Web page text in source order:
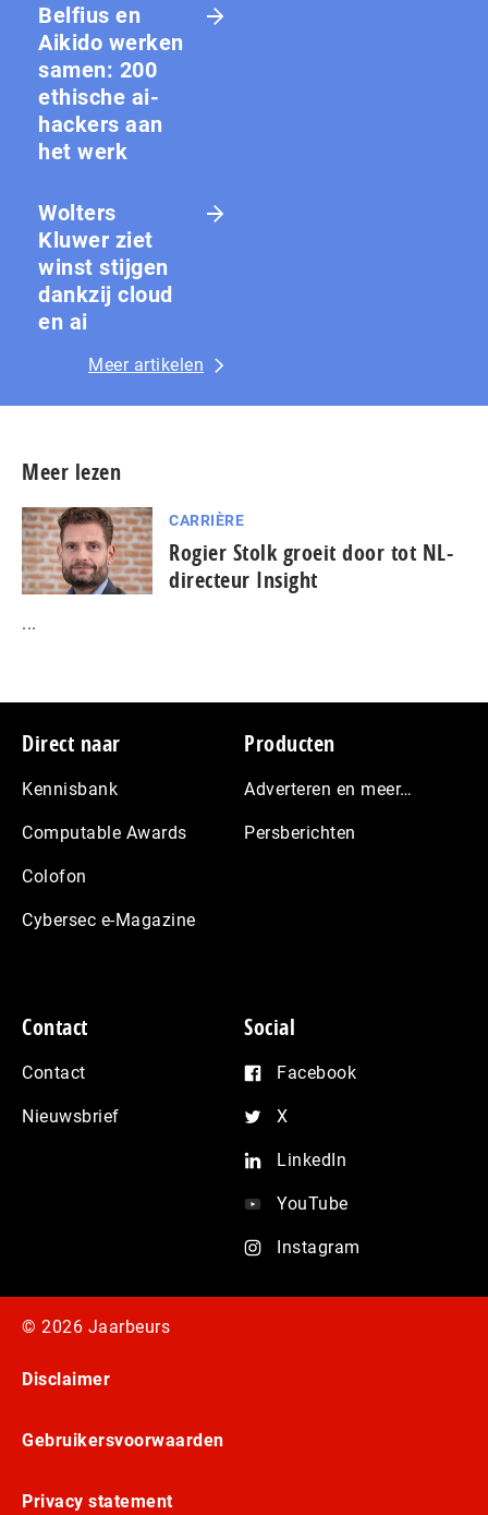
Belfius en
Aikido werken
samen: 200
ethische ai-
hackers aan
het werk
Wolters
Kluwer ziet
winst stijgen
dankzij cloud
en ai
Meer artikelen
Meer lezen
CARRIÈRE
Rogier Stolk groeit door tot NL-
directeur Insight
...
Footer
Direct naar
Kennisbank
Computable Awards
Colofon
Cybersec e-Magazine
Producten
Adverteren en meer…
Persberichten
Contact
Contact
Nieuwsbrief
Social
Facebook
X
LinkedIn
YouTube
Instagram
© 2026 Jaarbeurs
Disclaimer
Gebruikersvoorwaarden
Privacy statement